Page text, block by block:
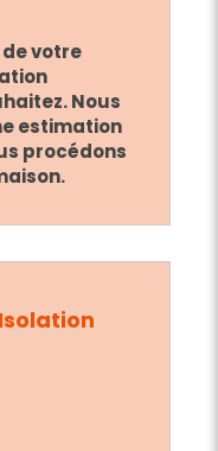
votre
Nous
estimation
procédons